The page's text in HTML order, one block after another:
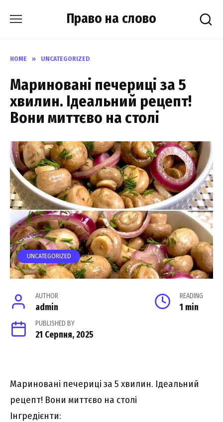
Право на слово
HOME » UNCATEGORIZED
Мариновані печериці за 5
хвилин. Ідеальний рецепт!
Вони миттєво на столі
UNCATEGORIZED
AUTHOR
admin
READING
1 min
PUBLISHED BY
21 Серпня, 2025
Мариновані печериці за 5 хвилин. Ідеальний
рецепт! Вони миттєво на столі
Інгредієнти: